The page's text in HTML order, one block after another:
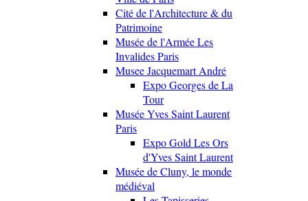
Cité de l'Architecture & du
Patrimoine
Musée de l'Armée Les
Invalides Paris
Musee Jacquemart André
Expo Georges de La
Tour
Musée Yves Saint Laurent
Paris
Expo Gold Les Ors
d'Yves Saint Laurent
Musée de Cluny, le monde
médiéval